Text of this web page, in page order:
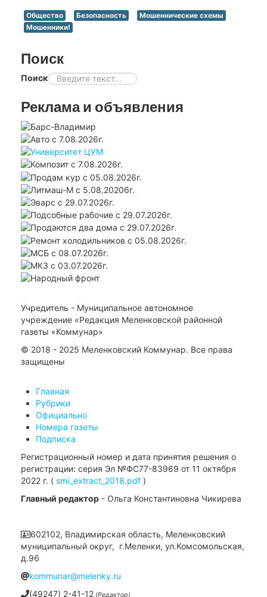
Общество Безопасность
Мошеннические схемы
Мошенники!
Поиск
Поиск
Реклама и объявления
Учредитель - Муниципальное автономное
учреждение «Редакция Меленковской районной
газеты «Коммунар»
© 2018 - 2025 Меленковский Коммунар. Все права
защищены
Главная
Рубрики
Официально
Номера газеты
Подписка
Регистрационный номер и дата принятия решения о
регистрации: серия Эл №ФС77-83969 от 11 октября
2022 г. ( smi_extract_2018.pdf )
Главный редактор - Ольга Константиновна Чикирева
602102, Владимирская область, Меленковский
муниципальный округ, г.Меленки, ул.Комсомольская,
д.96
kommunar@melenky.ru
(49247) 2-41-12 (Редактор)